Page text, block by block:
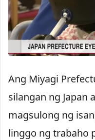
Ang Miyagi
silangan ng Japan
magsulong ng
linggo ng trabaho